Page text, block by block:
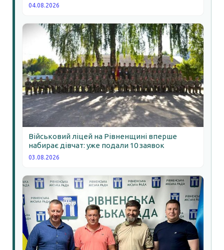
04.08.2026
Військовий ліцей на Рівненщині вперше
набирає дівчат: уже подали 10 заявок
03.08.2026